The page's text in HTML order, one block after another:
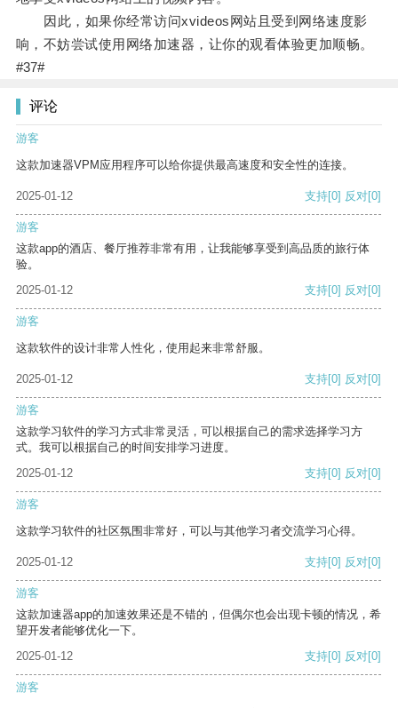
因此，如果你经常访问xvideos网站且受到网络速度影
响，不妨尝试使用网络加速器，让你的观看体验更加顺畅。
#37#
评论
游客
这款加速器VPM应用程序可以给你提供最高速度和安全性的连接。
2025-01-12 支持[0] 反对[0]
游客
这款app的酒店、餐厅推荐非常有用，让我能够享受到高品质的旅行体
验。
2025-01-12
支持[0] 反对[0]
游客
这款软件的设计非常人性化，使用起来非常舒服。
2025-01-12 支持[0] 反对[0]
游客
这款学习软件的学习方式非常灵活，可以根据自己的需求选择学习方
式。我可以根据自己的时间安排学习进度。
2025-01-12
支持[0] 反对[0]
游客
这款学习软件的社区氛围非常好，可以与其他学习者交流学习心得。
2025-01-12 支持[0] 反对[0]
游客
这款加速器app的加速效果还是不错的，但偶尔也会出现卡顿的情况，希
望开发者能够优化一下。
2025-01-12
支持[0] 反对[0]
游客